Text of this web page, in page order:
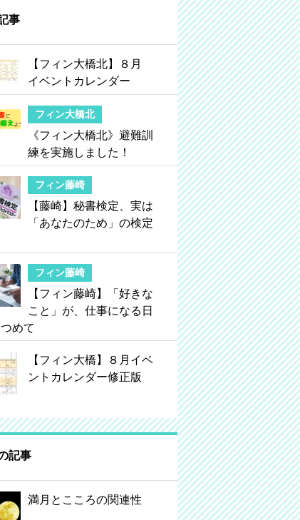
事
【フィン大橋北】８月
イベントカレンダー
フィン大橋北
《フィン大橋北》避難訓
練を実施しました！
フィン藤崎
【藤崎】秘書検定、実は
「あなたのため」の検定
フィン藤崎
【フィン藤崎】「好きな
こと」が、仕事になる日
めて
【フィン大橋】８月イベ
ントカレンダー修正版
記事
満月とこころの関連性